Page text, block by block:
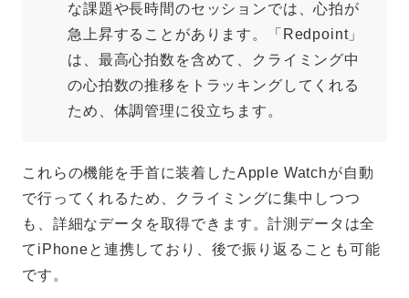
な課題や長時間のセッションでは、心拍が
急上昇することがあります。「Redpoint」
は、最高心拍数を含めて、クライミング中
の心拍数の推移をトラッキングしてくれる
ため、体調管理に役立ちます。
これらの機能を手首に装着したApple Watchが自動
で行ってくれるため、クライミングに集中しつつ
も、詳細なデータを取得できます。計測データは全
てiPhoneと連携しており、後で振り返ることも可能
です。